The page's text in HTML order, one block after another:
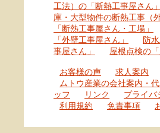
工法）の「断熱工事屋さん」
庫・大型物件の断熱工事（
「断熱工事屋さん・工場」
「外壁工事屋さん」
防
事屋さん」
屋根点検の「
お客様の声 求人案内
ムトウ産業の会社案内・
ッフ
リンク
プライバ
利用規約
免責事項